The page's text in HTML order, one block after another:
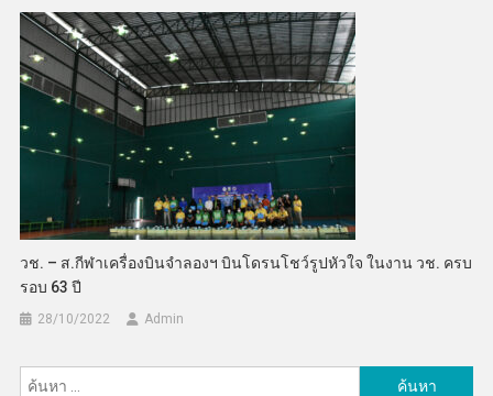
วช. – ส.กีฬาเครื่องบินจำลองฯ บินโดรนโชว์รูปหัวใจ ในงาน วช. ครบ
รอบ 63 ปี
28/10/2022 Admin